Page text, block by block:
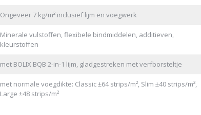
Ongeveer 7 kg/m² inclusief lijm en voegwerk
Minerale vulstoffen, flexibele bindmiddelen, additieven,
kleurstoffen
met BOLIX BQB 2-in-1 lijm, gladgestreken met verfborsteltje
met normale voegdikte: Classic ±64 strips/m², Slim ±40 strips/m²,
Large ±48 strips/m²